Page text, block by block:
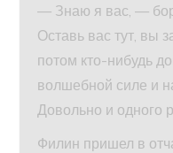
— Знаю я вас, —
Оставь вас тут, вы
потом кто-нибудь
волшебной силе и
Довольно и одного
Филин пришел в